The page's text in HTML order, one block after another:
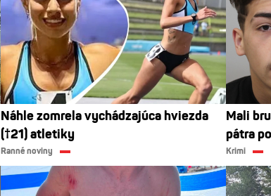
Náhle zomrela vychádzajúca hviezda
(†21) atletiky
Ranné noviny
Mali
pátra
Krimi